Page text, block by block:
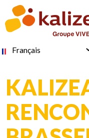
Aller
contenu
principal
Select